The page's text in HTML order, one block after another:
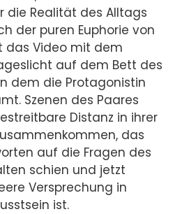
die Realität des Alltags
der puren Euphorie von
das Video mit dem
auf dem Bett des
dem die Protagonistin
Szenen des Paares
Distanz in ihrer
das
auf die Fragen des
schien und jetzt
Versprechung in
ist.